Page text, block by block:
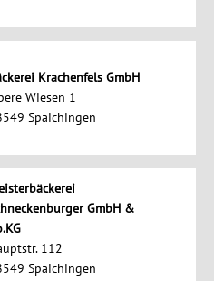
Krachenfels GmbH
Wiesen 1
Spaichingen
GmbH &
112
Spaichingen